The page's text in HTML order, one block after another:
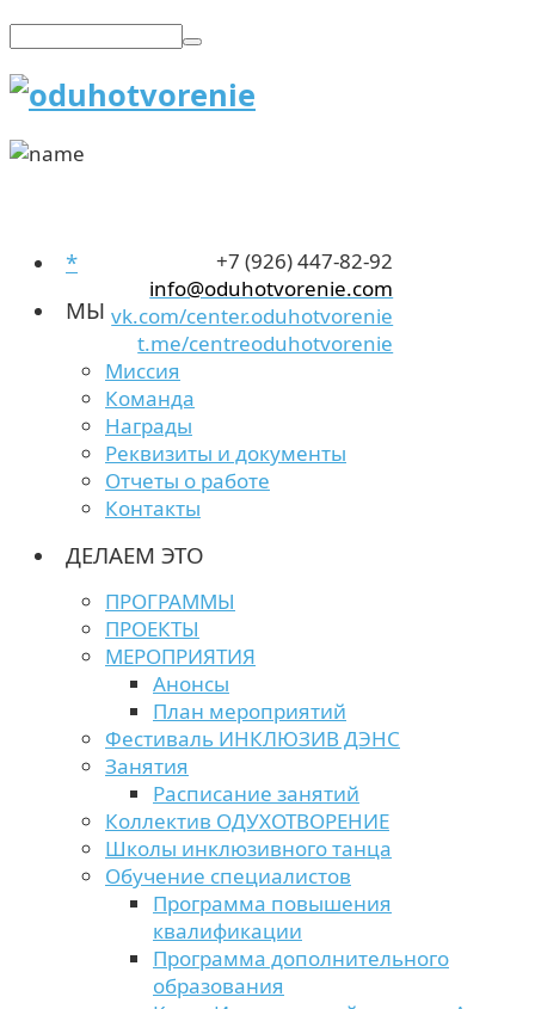
+7 (926) 447-82-92
info@oduhotvorenie.com
vk.com/center.oduhotvorenie
t.me/centreoduhotvorenie
*
МЫ
Миссия
Команда
Награды
Реквизиты и документы
Отчеты о работе
Контакты
ДЕЛАЕМ ЭТО
ПРОГРАММЫ
ПРОЕКТЫ
МЕРОПРИЯТИЯ
Анонсы
План мероприятий
Фестиваль ИНКЛЮЗИВ ДЭНС
Занятия
Расписание занятий
Коллектив ОДУХОТВОРЕНИЕ
Школы инклюзивного танца
Обучение специалистов
Программа повышения
квалификации
Программа дополнительного
образования